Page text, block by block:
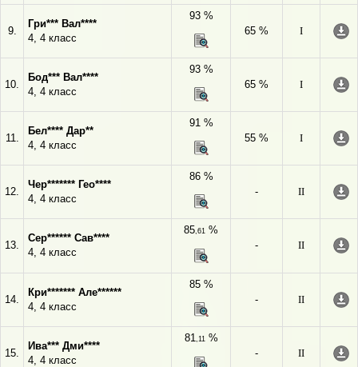
9.
Гри*** Вал****
4, 4 класс
93 %
65 %
I
10.
Бод*** Вал****
4, 4 класс
93 %
65 %
I
11.
Бел**** Дар**
4, 4 класс
91 %
55 %
I
12.
Чер******* Гео****
4, 4 класс
86 %
-
II
13.
Сер****** Сав****
4, 4 класс
85,61 %
-
II
14.
Кри******* Але******
4, 4 класс
85 %
-
II
15.
Ива*** Дми****
4, 4 класс
81,11%
-
II